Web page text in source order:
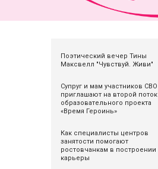
Поэтический вечер Тины
Максвелл "Чувствуй. Живи"
Супруг и мам участников СВО
приглашают на второй поток
образовательного проекта
«Время Героинь»
Как специалисты центров
занятости помогают
ростовчанкам в построении
карьеры